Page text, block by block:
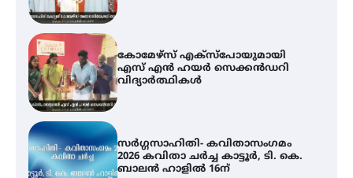
സർഗ്ഗസാഹിതി- കവിതാസംഗമം
2026 കവിതാ ചർച്ച കാട്ടൂർ, ടി. കെ.
ബാലൻ ഹാളിൽ 16ന്
ഇടത്തരം മഴയ്ക്കും കാറ്റിനും
സാധ്യത ഇരിങ്ങാലക്കുടയിൽ 4.4
മില്ലി മീറ്റർ മഴ ലഭിച്ചു